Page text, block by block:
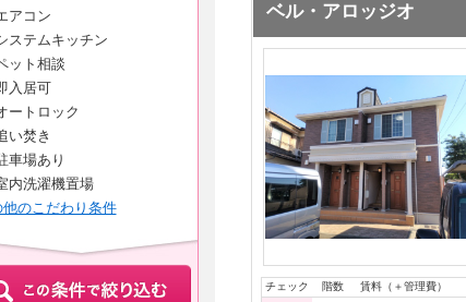
アコン
ステムキッチン
ット相談
入居可
ートロック
い焚き
車場あり
内洗濯機置場
他のこだわり条件
ベル・アロッジオ
チェック 階数 賃料（＋管理費）